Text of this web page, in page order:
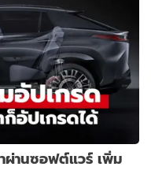
ผ่านซอฟต์แวร์ เพิ่ม